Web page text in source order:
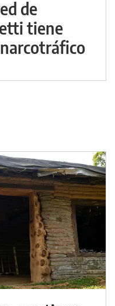
de
tiene